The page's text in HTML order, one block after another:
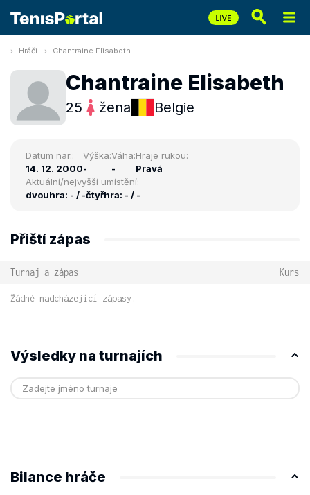
Hráči Chantraine Elisabeth
Chantraine Elisabeth
25 žena Belgie
Datum nar.:
14. 12. 2000
Výška:
-
Váha:
-
Hraje rukou:
Pravá
Aktuální/nejvyšší umístění:
dvouhra: - / -čtyřhra: - / -
Příští zápas
Turnaj a zápas Kurs
Žádné nadcházející zápasy.
Výsledky na turnajích
Bilance hráče